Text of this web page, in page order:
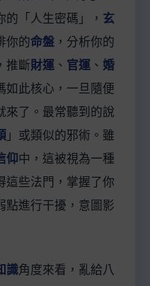
的「人生密碼」， 玄
你的命盤 ，分析你的
，推斷財運 、 官運 、 婚
如此核心，一旦隨便
來了。最常聽到的說
」或類似的邪術。雖
仰中，這被視為一種
這些法門，掌握了你
點進行干擾，意圖影
識角度來看，亂給八